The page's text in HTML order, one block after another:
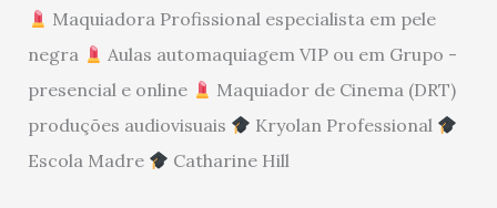
Maquiadora Profissional especialista em pele
negra
Aulas automaquiagem VIP ou em Grupo -
presencial e online
Maquiador de Cinema (DRT)
produções audiovisuais
Kryolan Professional
Escola Madre
Catharine Hill